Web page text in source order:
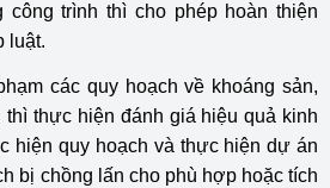
công trình thì cho phép hoàn thiện
luật.
các quy hoạch về khoáng sản,
thực hiện đánh giá hiệu quả kinh
hiện quy hoạch và thực hiện dự án
bị chồng lấn cho phù hợp hoặc tích